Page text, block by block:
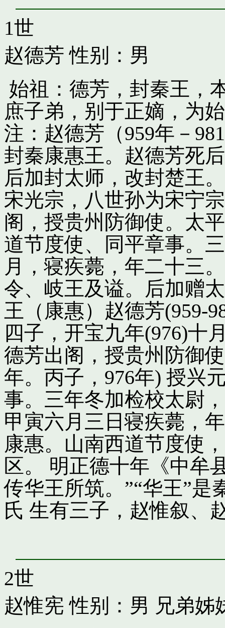
1世
赵德芳 性别：男
始祖：德芳，封秦王，
庶子弟，别于正嫡，为
注：赵德芳（959年－
封秦康惠王。赵德芳死
后加封太师，改封楚王
宋光宗，八世孙为宋宁
阁，授贵州防御使。太
道节度使、同平章事。
月，寝疾薨，年二十三
令、岐王及谥。后加赠
王（康惠）赵德芳(959-
四子，开宝九年(976)十
德芳出阁，授贵州防御
年。丙子，976年) 授兴
事。三年冬加检校太尉
甲寅六月三日寝疾薨，
康惠。山南西道节度使
区。 明正德十年《中牟
传华王所筑。”“华王”是
氏 生有三子，赵惟叙、
2世
赵惟宪 性别：男 兄弟姊